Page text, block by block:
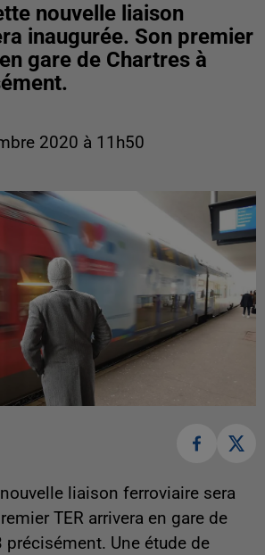
nouvelle liaison
inaugurée. Son premier
gare de Chartres à
2020 à 11h50
liaison ferroviaire sera
TER arrivera en gare de
précisément. Une étude de